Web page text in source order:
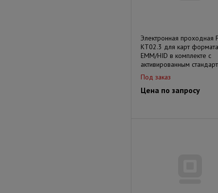
Электронная проходная
KT02.3 для карт формата
EMM/HID в комплекте с
активированным
Под заказ
Цена по запросу